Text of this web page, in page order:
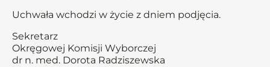
Uchwała wchodzi w życie z dniem podjęcia.
Sekretarz
Okręgowej Komisji Wyborczej
dr n. med. Dorota Radziszewska